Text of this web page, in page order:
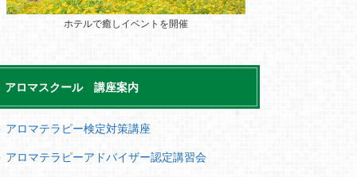
ホテルで癒しイベントを開催
アロマスクール 講座案内
アロマテラピー検定対策講座
アロマテラピーアドバイザー認定講習会